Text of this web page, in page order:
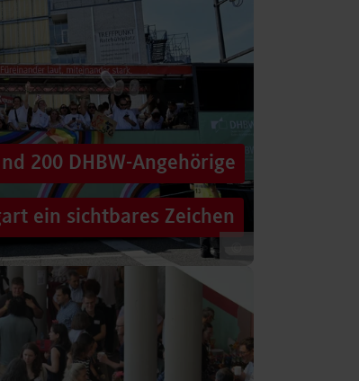
200 DHBW-Angehörige
ein sichtbares Zeichen
am Samstag die Straßen der
Zug: ein eigener DHBW-